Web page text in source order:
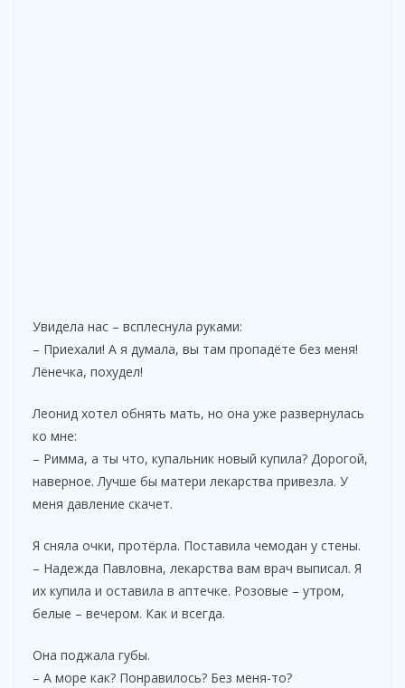
Увидела нас – всплеснула руками:
– Приехали! А я думала, вы там пропадёте без меня!
Лёнечка, похудел!
Леонид хотел обнять мать, но она уже развернулась
ко мне:
– Римма, а ты что, купальник новый купила? Дорогой,
наверное. Лучше бы матери лекарства привезла. У
меня давление скачет.
Я сняла очки, протёрла. Поставила чемодан у стены.
– Надежда Павловна, лекарства вам врач выписал. Я
их купила и оставила в аптечке. Розовые – утром,
белые – вечером. Как и всегда.
Она поджала губы.
– А море как? Понравилось? Без меня-то?